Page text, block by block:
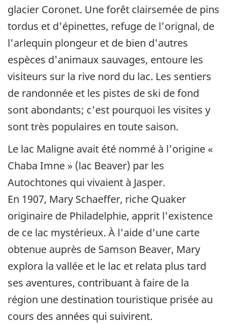
glacier Coronet. Une forêt clairsemée de pins
tordus et d'épinettes, refuge de l'orignal, de
l'arlequin plongeur et de bien d'autres
espèces d'animaux sauvages, entoure les
visiteurs sur la rive nord du lac. Les sentiers
de randonnée et les pistes de ski de fond
sont abondants; c'est pourquoi les visites y
sont très populaires en toute saison.
Le lac Maligne avait été nommé à l'origine «
Chaba Imne » (lac Beaver) par les
Autochtones qui vivaient à Jasper.
En 1907, Mary Schaeffer, riche Quaker
originaire de Philadelphie, apprit l'existence
de ce lac mystérieux. À l'aide d'une carte
obtenue auprès de Samson Beaver, Mary
explora la vallée et le lac et relata plus tard
ses aventures, contribuant à faire de la
région une destination touristique prisée au
cours des années qui suivirent.